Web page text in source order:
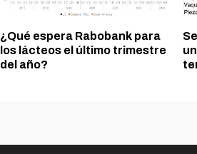
¿Qué espera Rabobank para
los lácteos el último trimestre
del año?